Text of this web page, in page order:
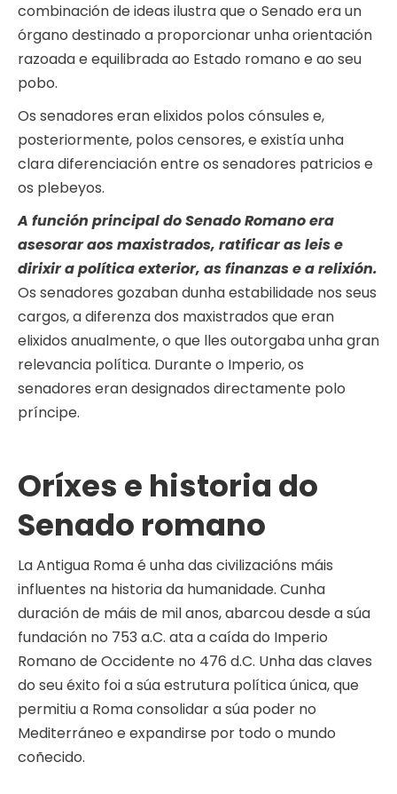
combinación de ideas ilustra que o Senado era un
órgano destinado a proporcionar unha orientación
razoada e equilibrada ao Estado romano e ao seu
pobo.
Os senadores eran elixidos polos cónsules e,
posteriormente, polos censores, e existía unha
clara diferenciación entre os senadores patricios e
os plebeyos.
A función principal do Senado Romano era
asesorar aos maxistrados, ratificar as leis e
dirixir a política exterior, as finanzas e a relixión.
Os senadores gozaban dunha estabilidade nos seus
cargos, a diferenza dos maxistrados que eran
elixidos anualmente, o que lles outorgaba unha gran
relevancia política. Durante o Imperio, os
senadores eran designados directamente polo
príncipe.
Oríxes e historia do
Senado romano
La Antigua Roma é unha das civilizacións máis
influentes na historia da humanidade. Cunha
duración de máis de mil anos, abarcou desde a súa
fundación no 753 a.C. ata a caída do Imperio
Romano de Occidente no 476 d.C. Unha das claves
do seu éxito foi a súa estrutura política única, que
permitiu a Roma consolidar a súa poder no
Mediterráneo e expandirse por todo o mundo
coñecido.